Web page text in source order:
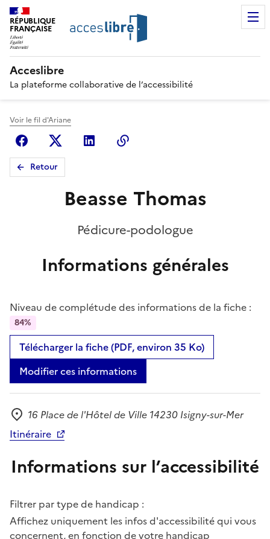
RÉPUBLIQUE
FRANÇAISE
Acceslibre
La plateforme collaborative de l’accessibilité
Voir le fil d'Ariane
FacebookX (anciennement Twitter)
Linkedin
Retour
Beasse Thomas
Pédicure-podologue
Informations générales
Niveau de complétude des informations de la fiche :
84%
Télécharger la fiche (PDF, environ 35 Ko)
Modifier ces informations
Adresse
16 Place de l'Hôtel de Ville 14230 Isigny-sur-Mer
Itinéraire
Informations sur l’accessibilité
Filtrer par type de handicap :
Affichez uniquement les infos d'accessibilité qui vous
concernent, en fonction de votre handicap